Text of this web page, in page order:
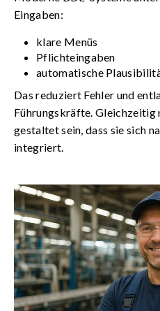
Eingaben:
klare Menüs
Pflichteingaben
automatische
Das reduziert Fehler und
Führungskräfte. Gleichzeitig
gestaltet sein, dass sie sich
integriert.